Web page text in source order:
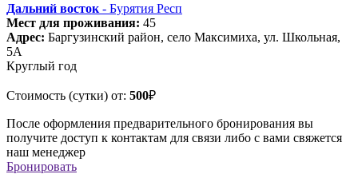
Дальний восток - Бурятия Респ
Мест для проживания: 45
Адрес: Баргузинский район, село Максимиха, ул. Школьная,
5А
Круглый год
Стоимость (сутки) от: 500₽
После оформления предварительного бронирования вы
получите доступ к контактам для связи либо с вами свяжется
наш менеджер
Бронировать